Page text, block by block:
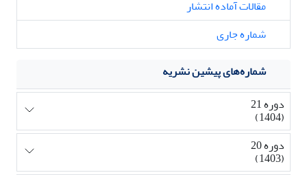
مقالات آماده انتشار
شماره جاری
شماره‌های پیشین نشریه
دوره 21
(1404)
دوره 20
(1403)